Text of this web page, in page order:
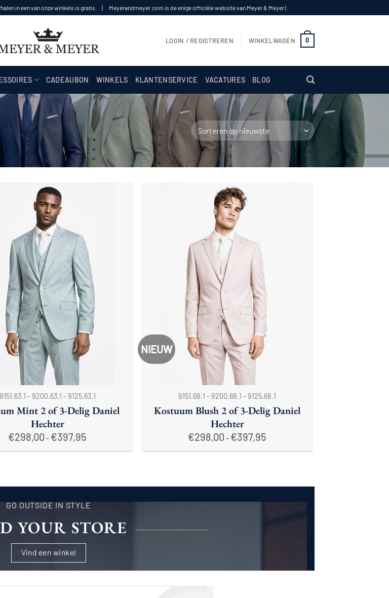
in een van onze winkels is gratis. | Meyerandmeyer.com is de enige officiële website van Meyer & Meyer |
LOGIN / REGISTREREN WINKELWAGEN 0
CADEAUBON WINKELS KLANTENSERVICE VACATURES BLOG
9151.63.1 - 9200.63.1 - 9125.63.1
Mint 2 of 3-Delig Daniel
Hechter
€298,00 - €397,95
NIEUW
9151.68.1 - 9200.68.1 - 9125.68.1
Kostuum Blush 2 of 3-Delig Daniel
Hechter
€298,00 - €397,95
GO OUTSIDE IN STYLE
YOUR STORE
Vind een winkel